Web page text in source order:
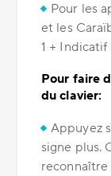
Pour les
et les
1 +
Pour faire
du clavier:
Appuyez
signe plus.
reconnaître